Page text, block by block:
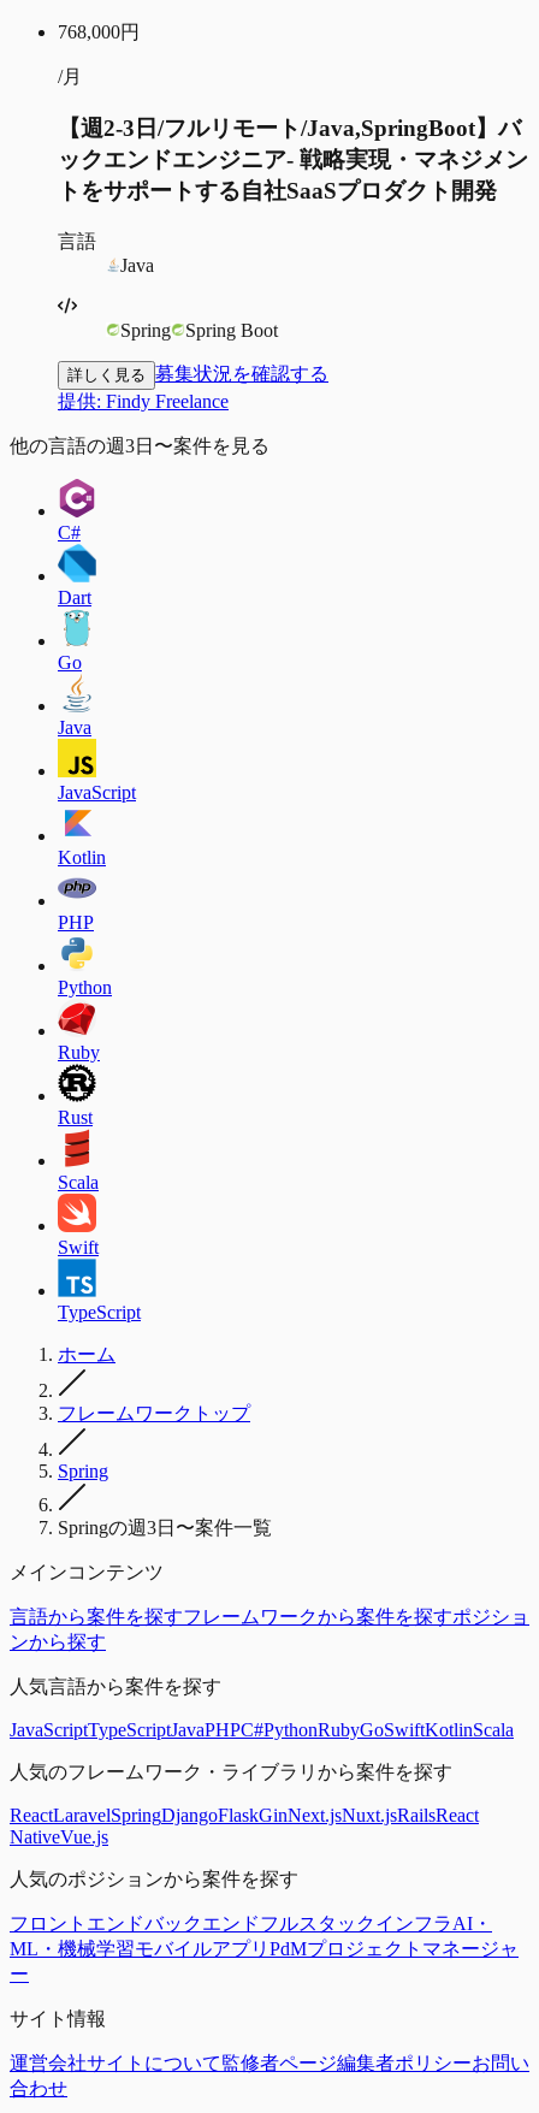
768,000円
/月
【週2-3日/フルリモート/Java,SpringBoot】バ
ックエンドエンジニア- 戦略実現・マネジメン
トをサポートする自社SaaSプロダクト開発
言語
Java
Spring Spring Boot
詳しく見る 募集状況を確認する
提供: Findy Freelance
他の言語の週3日〜案件を見る
C#
Dart
Go
Java
JavaScript
Kotlin
PHP
Python
Ruby
Rust
Scala
Swift
TypeScript
ホーム
フレームワークトップ
Spring
Springの週3日〜案件一覧
メインコンテンツ
言語から案件を探すフレームワークから案件を探すポジショ
ンから探す
人気言語から案件を探す
JavaScriptTypeScriptJavaPHPC#PythonRubyGoSwiftKotlinScala
人気のフレームワーク・ライブラリから案件を探す
ReactLaravelSpringDjangoFlaskGinNext.jsNuxt.jsRailsReact
NativeVue.js
人気のポジションから案件を探す
フロントエンドバックエンドフルスタックインフラAI・
ML・機械学習モバイルアプリ PdMプロジェクトマネージャ
ー
サイト情報
運営会社サイトについて監修者ページ編集者ポリシーお問い
合わせ